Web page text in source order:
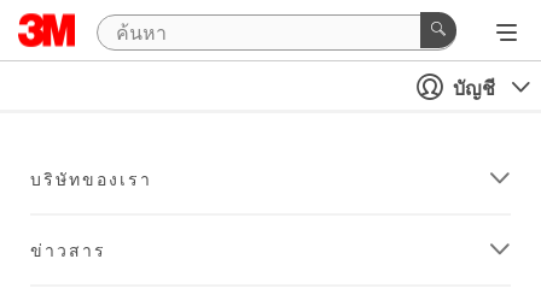
บัญชี
บริษัทของเรา
ข่าวสาร